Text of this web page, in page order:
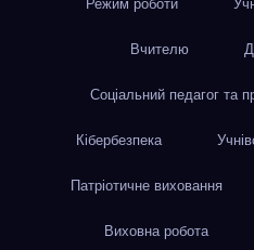
Режим роботи
Вчителю
Соціальний педагог та
Кібербезпека
Патріотичне виховання
Виховна робота